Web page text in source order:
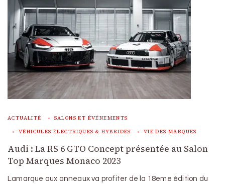
ACTUALITÉ SALONS ET ÉVÉNEMENTS
VÉHICULES ÉLECTRIQUES & HYBRIDES VIE DES MARQUES
Audi : La RS 6 GTO Concept présentée au Salon
Top Marques Monaco 2023
Lamarque aux anneaux va profiter de la 18eme édition du